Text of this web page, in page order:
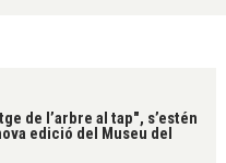
de l’arbre al tap", s’estén
edició del Museu del